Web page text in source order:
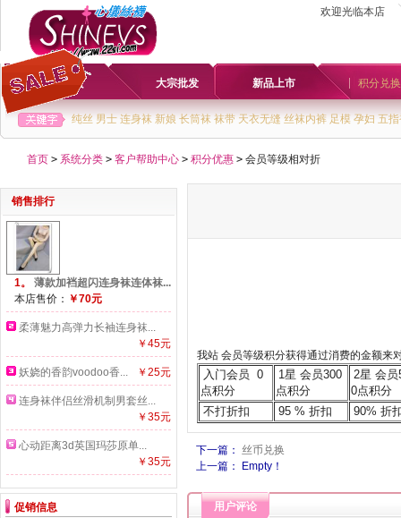
欢迎光临本店
首页 大宗批发 新品上市 积分兑换
纯丝 男士 连身袜 新娘 长筒袜 袜带 天衣无缝 丝袜内裤 足模 孕妇 五
首页 > 系统分类 > 客户帮助中心 > 积分优惠 > 会员等级相对折
销售排行
1。
薄款加裆超闪连身袜连体袜...
本店售价： ￥70元
柔薄魅力高弹力长袖连身袜...
￥45元
妖娆的香韵voodoo香... ￥25元
连身袜伴侣丝滑机制男套丝...
￥35元
心动距离3d英国玛莎原单...
￥35元
促销信息
我站 会员等级积分获得通过消费的金额来
入门会员 0
点积分
1星 会员300
点积分
2星 会员
0点积分
不打折扣
95 % 折扣 90% 折
下一篇： 丝币兑换
上一篇： Empty！
用户评论